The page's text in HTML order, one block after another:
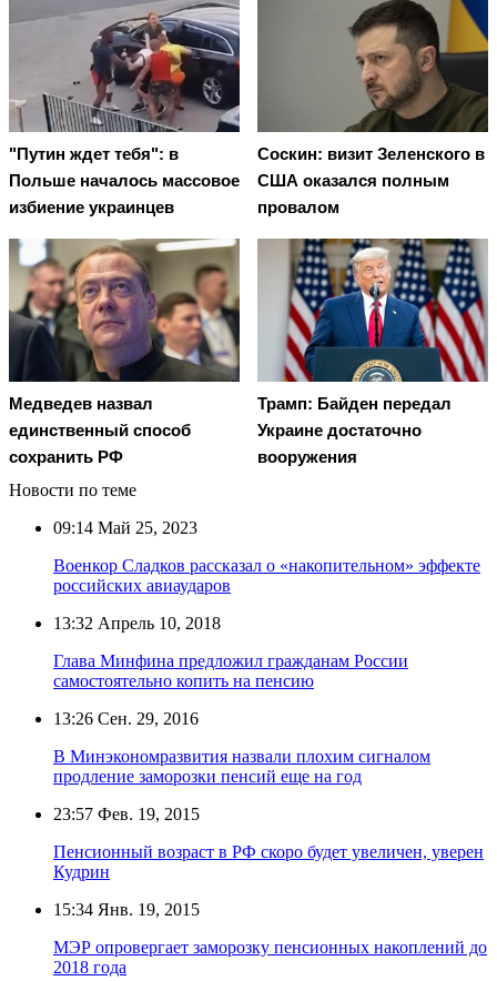
"Путин ждет тебя": в
Польше началось массовое
избиение украинцев
Соскин: визит Зеленского в
США оказался полным
провалом
Медведев назвал
единственный способ
сохранить РФ
Трамп: Байден передал
Украине достаточно
вооружения
Новости по теме
09:14 Май 25, 2023
Военкор Сладков рассказал о «накопительном» эффекте
российских авиаударов
13:32 Апрель 10, 2018
Глава Минфина предложил гражданам России
самостоятельно копить на пенсию
13:26 Сен. 29, 2016
В Минэкономразвития назвали плохим сигналом
продление заморозки пенсий еще на год
23:57 Фев. 19, 2015
Пенсионный возраст в РФ скоро будет увеличен, уверен
Кудрин
15:34 Янв. 19, 2015
МЭР опровергает заморозку пенсионных накоплений до
2018 года